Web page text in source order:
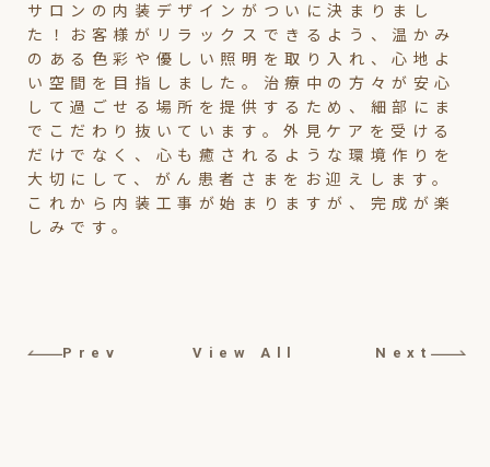
サロンの内装デザインがついに決まりまし
た！お客様がリラックスできるよう、温かみ
のある色彩や優しい照明を取り入れ、心地よ
い空間を目指しました。治療中の方々が安心
して過ごせる場所を提供するため、細部にま
でこだわり抜いています。外見ケアを受ける
だけでなく、心も癒されるような環境作りを
大切にして、がん患者さまをお迎えします。
これから内装工事が始まりますが、完成が楽
しみです。
Prev View All Next